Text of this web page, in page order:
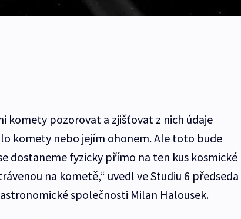
komety pozorovat a zjišťovat z nich údaje
komety nebo jejím ohonem. Ale toto bude
dostaneme fyzicky přímo na ten kus kosmické
na kometě,“ uvedl ve Studiu 6 předseda
společnosti Milan Halousek.